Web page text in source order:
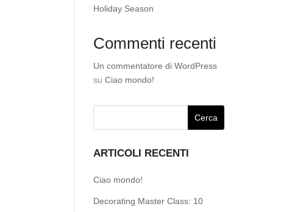
Holiday Season
Commenti recenti
Un commentatore di WordPress
su Ciao mondo!
ARTICOLI RECENTI
Ciao mondo!
Decorating Master Class: 10